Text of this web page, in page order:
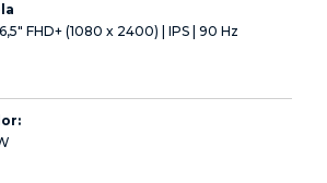
FHD+ (1080 x 2400) | IPS | 90 Hz